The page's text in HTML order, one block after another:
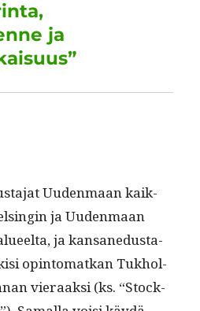
ja
Uuden­maan kaik­
ja Uuden­maan
ja kansane­dus­ta­
opin­tomatkan Tukhol­
vier­aak­si (ks. “Stock­